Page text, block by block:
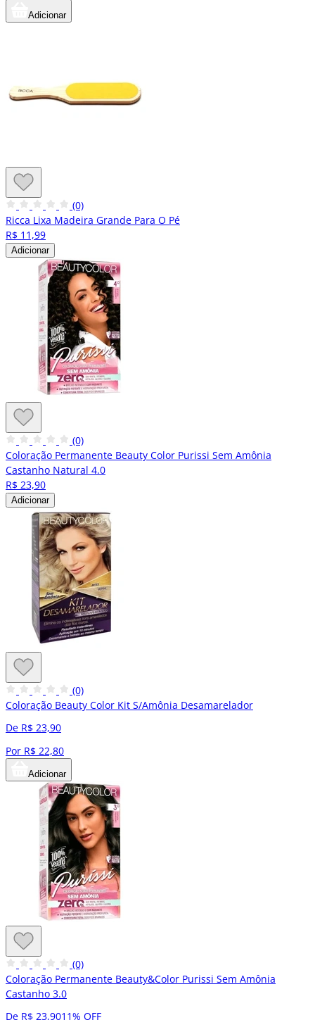
Adicionar
(0)
Ricca Lixa Madeira Grande Para O Pé
R$ 11,99
Adicionar
(0)
Coloração Permanente Beauty Color Purissi Sem Amônia
Castanho Natural 4.0
R$ 23,90
Adicionar
(0)
Coloração Beauty Color Kit S/Amônia Desamarelador
De R$ 23,90
Por R$ 22,80
Adicionar
(0)
Coloração Permanente Beauty&Color Purissi Sem Amônia
Castanho 3.0
De R$ 23,9011% OFF